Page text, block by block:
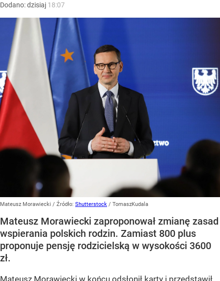
Dodano:dzisiaj 18:07
Mateusz Morawiecki / Źródło: Shutterstock / TomaszKudala
Mateusz Morawiecki zaproponował zmianę zasad
wspierania polskich rodzin. Zamiast 800 plus
proponuje pensję rodzicielską w wysokości 3600
zł.